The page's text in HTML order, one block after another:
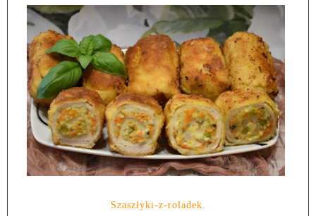
Szaszłyki-z-roladek.